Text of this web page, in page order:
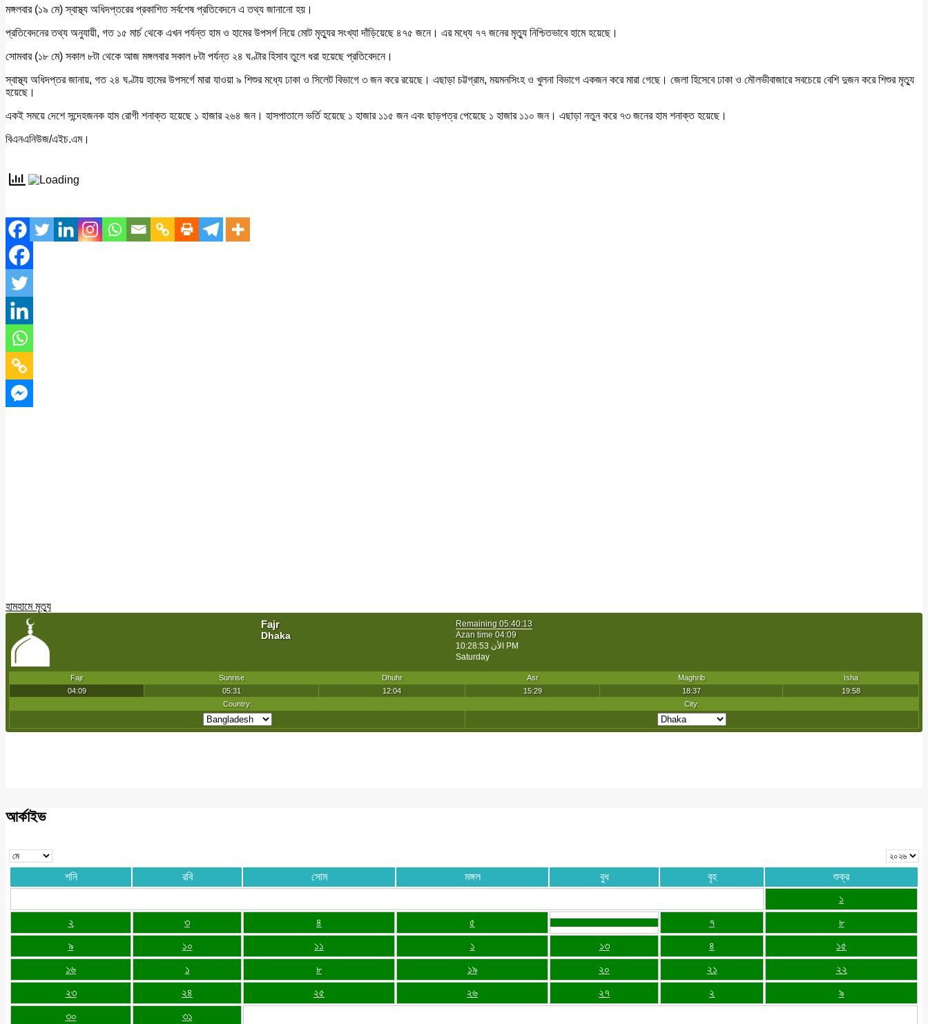
মঙ্গলবার (১৯ মে) স্বাস্থ্য অধিদপ্তরের প্রকাশিত সর্বশেষ প্রতিবেদনে এ তথ্য জানানো হয়।
প্রতিবেদনের তথ্য অনুযায়ী, গত ১৫ মার্চ থেকে এখন পর্যন্ত হাম ও হামের উপসর্গ নিয়ে মোট মৃত্যুর সংখ্যা দাঁড়িয়েছে ৪৭৫ জনে। এর মধ্যে ৭৭ জনের মৃত্যু নিশ্চিতভাবে হামে হয়েছে।
সোমবার (১৮ মে) সকাল ৮টা থেকে আজ মঙ্গলবার সকাল ৮টা পর্যন্ত ২৪ ঘণ্টার হিসাব তুলে ধরা হয়েছে প্রতিবেদনে।
স্বাস্থ্য অধিদপ্তর জানায়, গত ২৪ ঘণ্টায় হামের উপসর্গে মারা যাওয়া ৯ শিশুর মধ্যে ঢাকা ও সিলেট বিভাগে ৩ জন করে রয়েছে। এছাড়া চট্টগ্রাম, ময়মনসিংহ ও খুলনা বিভাগে একজন করে মারা গেছে। জেলা হিসেবে ঢাকা ও মৌলভীবাজারে সবচেয়ে বেশি দুজন করে শিশুর মৃত্যু
হয়েছে।
একই সময়ে দেশে সন্দেহজনক হাম রোগী শনাক্ত হয়েছে ১ হাজার ২৬৪ জন। হাসপাতালে ভর্তি হয়েছে ১ হাজার ১১৫ জন এবং ছাড়পত্র পেয়েছে ১ হাজার ১১০ জন। এছাড়া নতুন করে ৭৩ জনের হাম শনাক্ত হয়েছে।
বিএনএনিউজ/এইচ.এম।
হামহামে মৃত্যু
আর্কাইভ
শনি রবি সোম মঙ্গল বুধ বৃহ
শুক্র
১
২
৩ ৪ ৫ ৭
৮
৯
১০ ১১ ১ ১৩ ৪
১৫
১৬
১ ৮ ১৯ ২০ ২১
২২
২৩
২৪ ২৫ ২৬ ২৭ ২
৯
৩০
৩১